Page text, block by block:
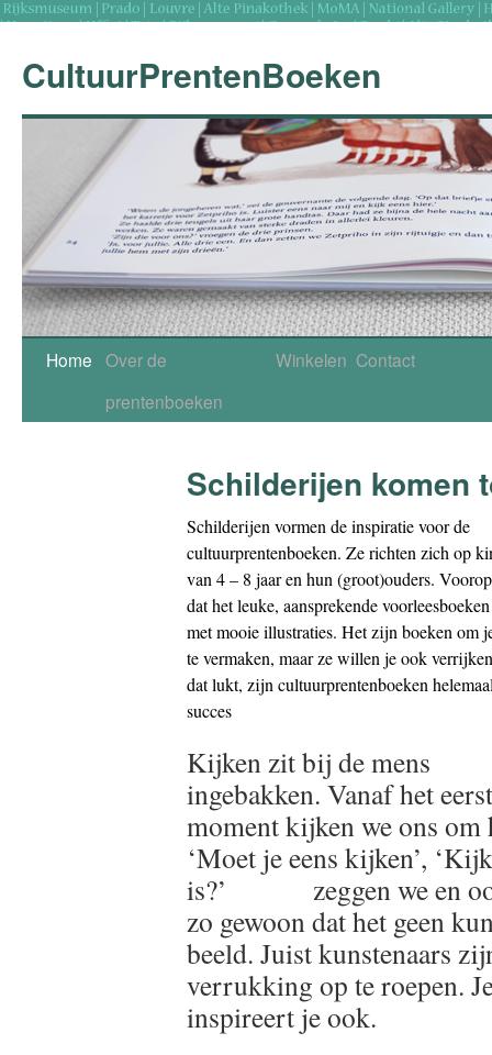
CultuurPrentenBoeken
Skip
Home Over de
prentenboeken
Winkelen Contact
Schilderijen komen
Schilderijen vormen de inspiratie voor de
cultuurprentenboeken. Ze richten zich op
van 4 – 8 jaar en hun (groot)ouders.
dat het leuke, aansprekende
met mooie illustraties. Het zijn boeken om
te vermaken, maar ze willen je ook
dat lukt, zijn cultuurprentenboeken
succes
Kijken zit bij de mens
ingebakken. Vanaf het
moment kijken we ons
‘Moet je eens kijken’,
is?’ zeggen we en ook
zo gewoon dat het geen
beeld. Juist kunstenaars
verrukking op te roepen.
inspireert je ook.